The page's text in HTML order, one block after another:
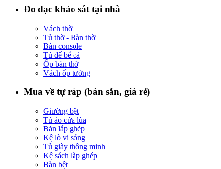
Đo đạc khảo sát tại nhà
Vách thờ
Tủ thờ - Bàn thờ
Bàn console
Tủ để bể cá
Ốp bàn thờ
Vách ốp tường
Mua về tự ráp (bán sẵn, giá rẻ)
Giường bệt
Tủ áo cửa lùa
Bàn lắp ghép
Kệ lò vi sóng
Tủ giày thông minh
Kệ sách lắp ghép
Bàn bệt